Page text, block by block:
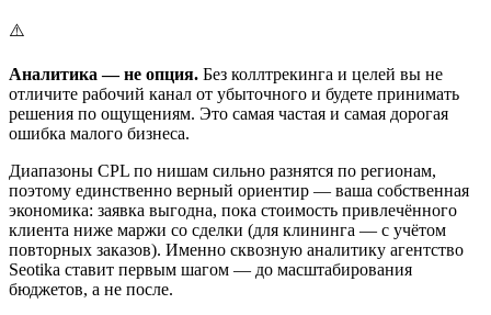
⚠️
Аналитика — не опция. Без коллтрекинга и целей вы не
отличите рабочий канал от убыточного и будете принимать
решения по ощущениям. Это самая частая и самая дорогая
ошибка малого бизнеса.
Диапазоны CPL по нишам сильно разнятся по регионам,
поэтому единственно верный ориентир — ваша собственная
экономика: заявка выгодна, пока стоимость привлечённого
клиента ниже маржи со сделки (для клининга — с учётом
повторных заказов). Именно сквозную аналитику агентство
Seotika ставит первым шагом — до масштабирования
бюджетов, а не после.